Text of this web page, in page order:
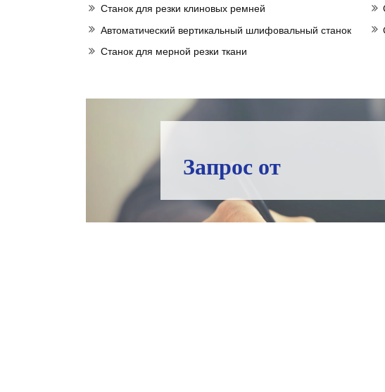
Станок для резки клиновых ремней
Автоматический вертикальный шлифовальный станок
Станок для мерной резки ткани
Запрос от